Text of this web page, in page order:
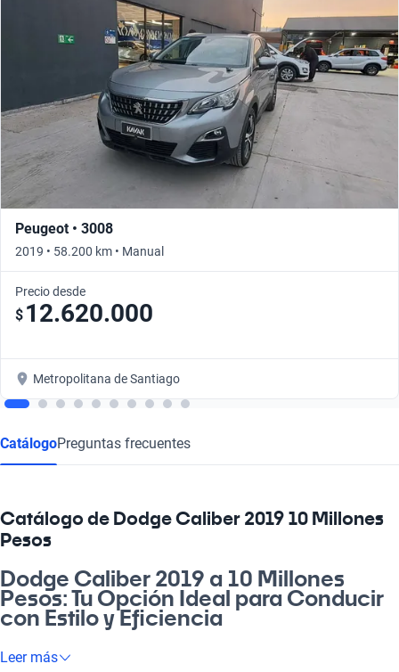
Peugeot • 3008
2019 • 58.200 km • Manual
Precio desde
$ 12.620.000
Metropolitana de Santiago
CatálogoPreguntas frecuentes
Catálogo de Dodge Caliber 2019 10 Millones
Pesos
Dodge Caliber 2019 a 10 Millones
Pesos: Tu Opción Ideal para Conducir
con Estilo y Eficiencia
Oye, si buscas un auto que te acompañe en el día a día y que a
Leer más